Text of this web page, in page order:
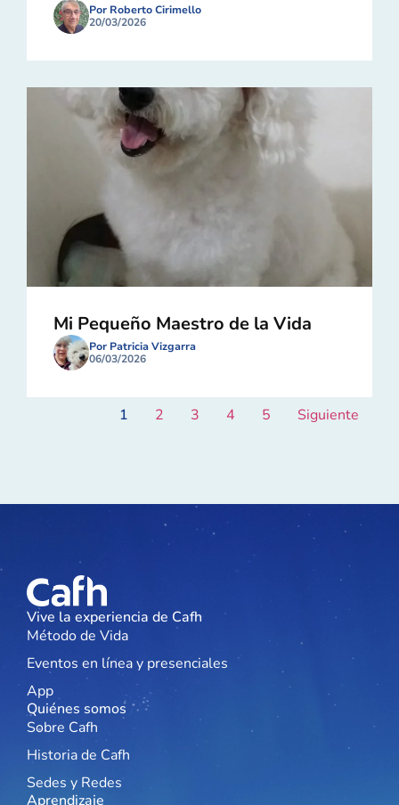
Por Roberto Cirimello
20/03/2026
Mi Pequeño Maestro de la Vida
Por Patricia Vizgarra
06/03/2026
1 2 3 4 5 Siguiente
Vive la experiencia de Cafh
Método de Vida
Eventos en línea y presenciales
App
Quiénes somos
Sobre Cafh
Historia de Cafh
Sedes y Redes
Aprendizaje